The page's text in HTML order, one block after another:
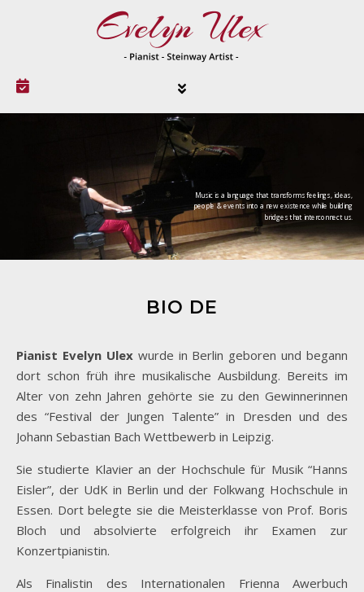
Music is a language that transforms feelings, ideas,
people & events into a new existence while building
bridges that interconnect us.
BIO DE
Pianist Evelyn Ulexwurde in Berlin geboren und begann
dort schon früh ihre musikalische Ausbildung. Bereits im
Alter von zehn Jahren gehörte sie zu den Gewinnerinnen
des “Festival der Jungen Talente” in Dresden und des
Johann Sebastian Bach Wettbewerb in Leipzig.
Sie studierte Klavier an der Hochschule für Musik “Hanns
Eisler”, der UdK in Berlin und der Folkwang Hochschule in
Essen. Dort belegte sie die Meisterklasse von Prof. Boris
Bloch und absolvierte erfolgreich ihr Examen zur
Konzertpianistin.
Als Finalistin des Internationalen Frienna Awerbuch